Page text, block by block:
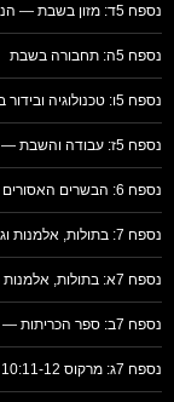
נספח 5ד: מזון בשבת — הנחיות מעשיות
נספח 5ה: תחבורה בשבת
נספח 5ו: טכנולוגיה ובידור בשבת
נספח 5ז: עבודה והשבת — התמודדות עם אתגרי העולם האמיתי
נספח 6: הבשרים האסורים לנוצרים
נספח 7: בתולות, אלמנות וגרושות: הנישואין שה׳ מקבל
נספח 7א: בתולות, אלמנות וגרושות: הנישואין שה׳ מקבל
נספח 7ב: ספר הכריתות — אמיתות ומיתוסים
נספח 7ג: מרקוס 10:11-12 והשוויון המדומה בניאוף